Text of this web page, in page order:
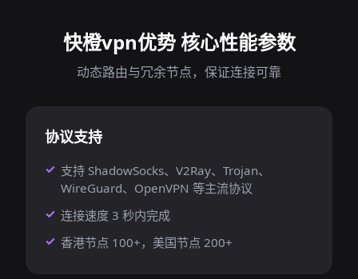
快橙vpn优势 核心性能参数
动态路由与冗余节点，保证连接可靠
协议支持
支持 ShadowSocks、V2Ray、Trojan、
WireGuard、OpenVPN 等主流协议
连接速度 3 秒内完成
香港节点 100+，美国节点 200+